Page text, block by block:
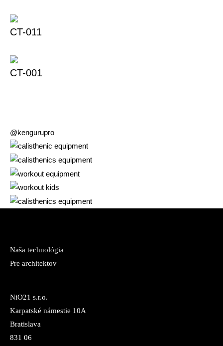
СT-011
СT-001
@kengurupro
Naša technológia
Pre architektov
NiO21 s.r.o.
Karpatské námestie 10A
Bratislava
831 06